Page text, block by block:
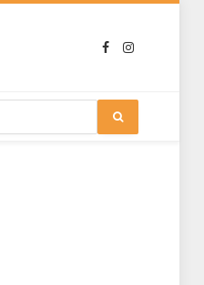
FacebookInstagram